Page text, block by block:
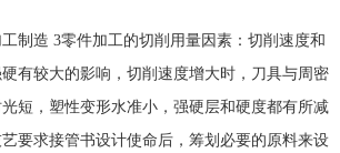
制造 3零件加工的切削用量因素：切削速度和
有较大的影响，切削速度增大时，刀具与周密
短，塑性变形水准小，强硬层和硬度都有所减
要求接管书设计使命后，筹划必要的原料来设